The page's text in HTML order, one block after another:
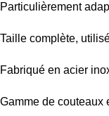
Particulièrement
Taille complète,
Fabriqué en acier
Gamme de couteaux